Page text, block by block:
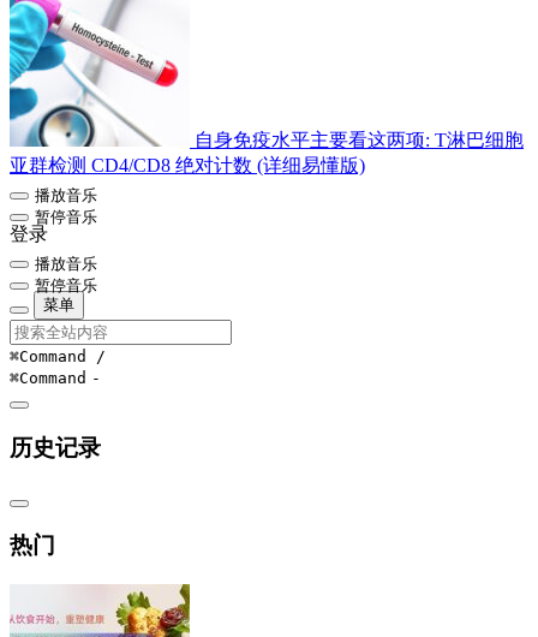
自身免疫水平主要看这两项: T淋巴细胞
亚群检测 CD4/CD8 绝对计数 (详细易懂版)
播放音乐
暂停音乐
登录
播放音乐
暂停音乐
菜单
⌘Command /
⌘Command -
历史记录
热门